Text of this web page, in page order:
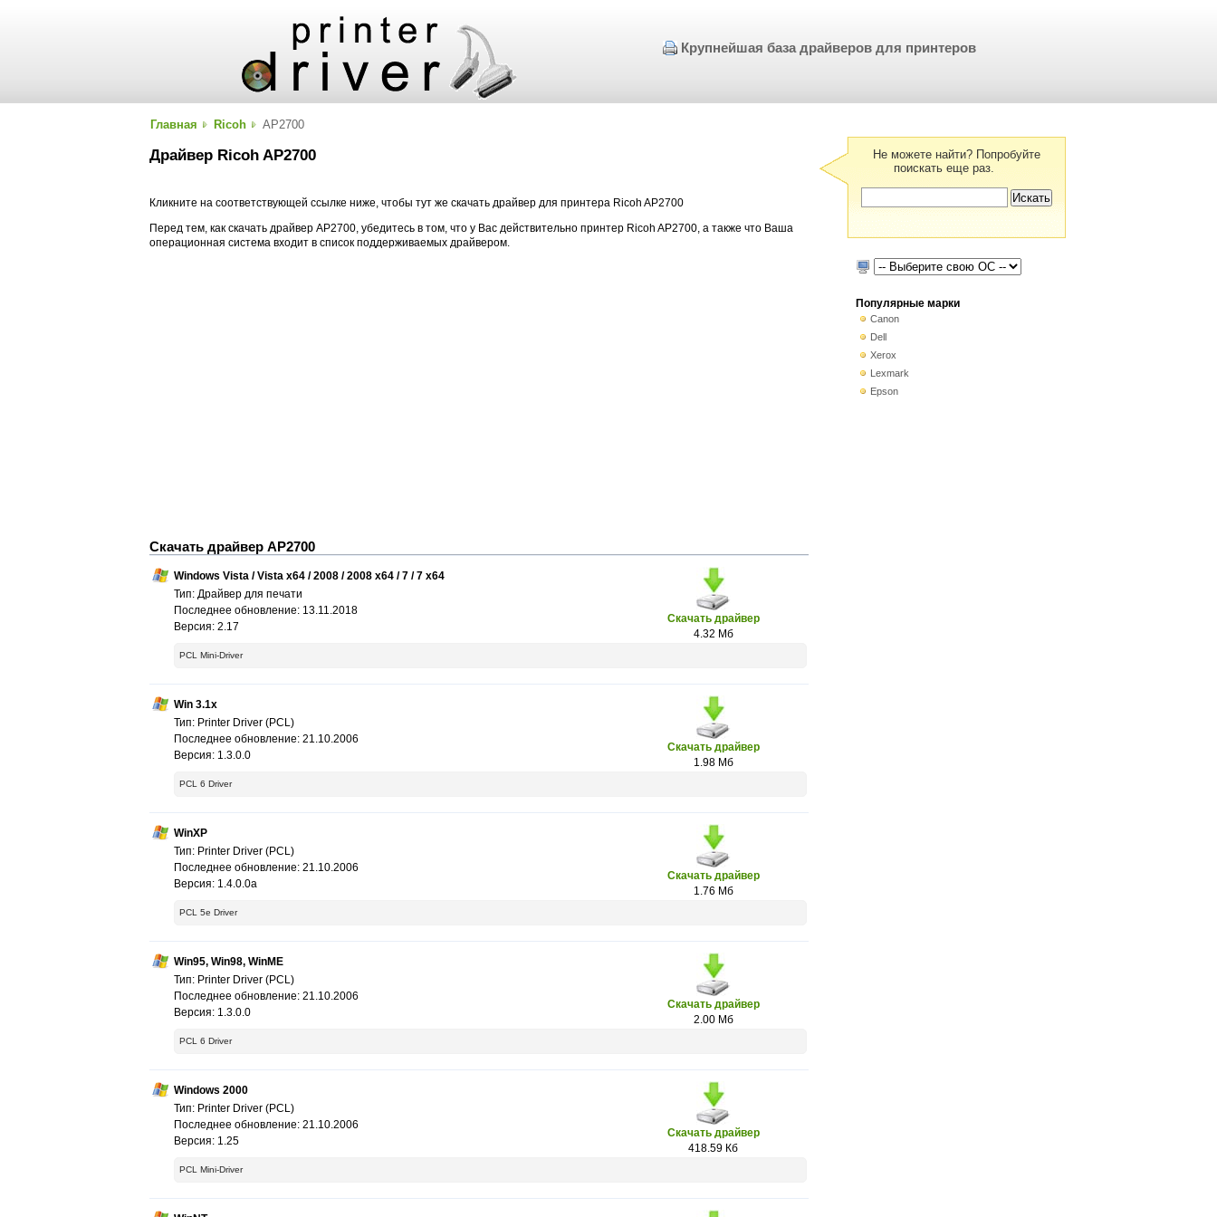
Крупнейшая база драйверов для принтеров
Главная Ricoh AP2700
Драйвер Ricoh AP2700
Кликните на соответствующей ссылке ниже, чтобы тут же скачать драйвер для принтера Ricoh AP2700
Перед тем, как скачать драйвер AP2700, убедитесь в том, что у Вас действительно принтер Ricoh AP2700, а также что Ваша
операционная система входит в список поддерживаемых драйвером.
Скачать драйвер AP2700
Скачать драйвер
4.32 Мб
Windows Vista / Vista x64 / 2008 / 2008 x64 / 7 / 7 x64
Тип: Драйвер для печати
Последнее обновление: 13.11.2018
Версия: 2.17
PCL Mini-Driver
Скачать драйвер
1.98 Мб
Win 3.1x
Тип: Printer Driver (PCL)
Последнее обновление: 21.10.2006
Версия: 1.3.0.0
PCL 6 Driver
Скачать драйвер
1.76 Мб
WinXP
Тип: Printer Driver (PCL)
Последнее обновление: 21.10.2006
Версия: 1.4.0.0a
PCL 5e Driver
Скачать драйвер
2.00 Мб
Win95, Win98, WinME
Тип: Printer Driver (PCL)
Последнее обновление: 21.10.2006
Версия: 1.3.0.0
PCL 6 Driver
Скачать драйвер
418.59 Кб
Windows 2000
Тип: Printer Driver (PCL)
Последнее обновление: 21.10.2006
Версия: 1.25
PCL Mini-Driver
Не можете найти? Попробуйте
поискать еще раз.
Популярные марки
Canon
Dell
Xerox
Lexmark
Epson